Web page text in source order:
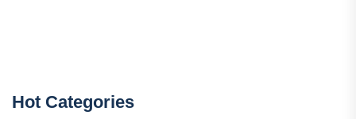
Hot Categories